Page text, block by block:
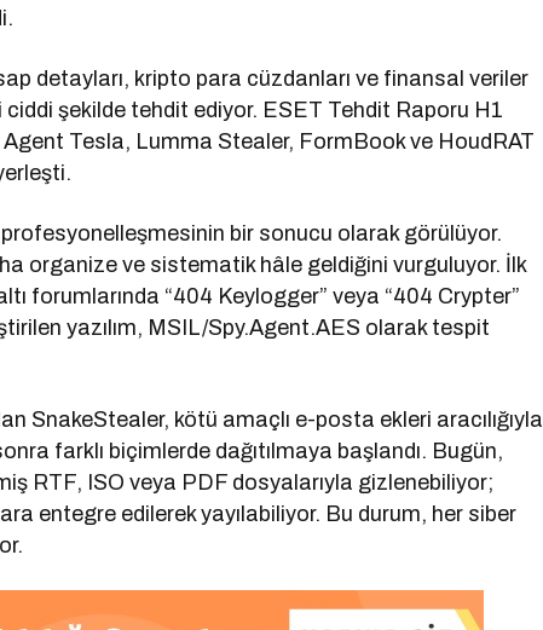
detayları, kripto para cüzdanları ve finansal veriler
şekilde tehdit ediyor. ESET Tehdit Raporu H1
Agent Tesla, Lumma Stealer, FormBook ve HoudRAT
profesyonelleşmesinin bir sonucu olarak görülüyor.
organize ve sistematik hâle geldiğini vurguluyor. İlk
forumlarında “404 Keylogger” veya “404 Crypter”
yazılım, MSIL/Spy.Agent.AES olarak tespit
SnakeStealer, kötü amaçlı e-posta ekleri aracılığıyla
farklı biçimlerde dağıtılmaya başlandı. Bugün,
RTF, ISO veya PDF dosyalarıyla gizlenebiliyor;
entegre edilerek yayılabiliyor. Bu durum, her siber